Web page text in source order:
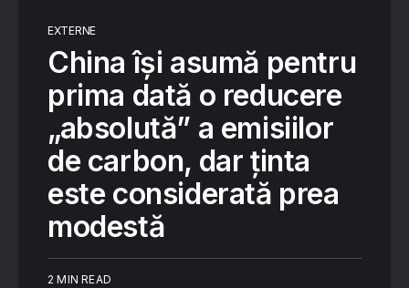
EXTERNE
China își asumă pentru
prima dată o reducere
„absolută” a emisiilor
de carbon, dar ținta
este considerată prea
modestă
2 MIN READ